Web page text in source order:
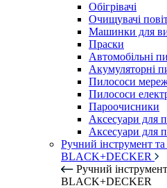
Обігрівачі
Очищувачі
Машинки для
Праски
Автомобільні
Акумуляторні
Пилососи
Пилососи
Пароочисники
Аксесуари для
Аксесуари для
Ручний інструмент та
BLACK+DECKER
Ручний
BLACK+DECKER